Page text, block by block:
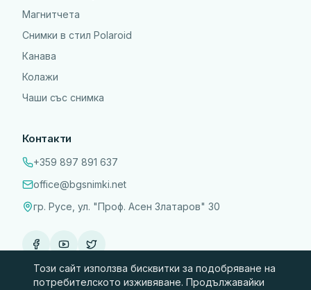
Магнитчета
Снимки в стил Polaroid
Канава
Колажи
Чаши със снимка
Контакти
+359 897 891 637
office@bgsnimki.net
гр. Русе, ул. "Проф. Асен Златаров" 30
Този сайт използва бисквитки за подобряване на
потребителското изживяване. Продължавайки